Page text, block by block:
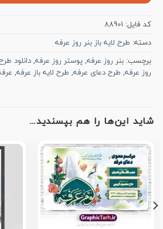
کد فایل: 88901
دسته: طرح لایه باز بنر روز عرفه
برچسب: بنر روز عرفه, پوستر روز عرفه, دانلود
روز عرفه, طرح دعای عرفه, طرح لایه باز عرفه,
شاید این‌ها را هم بپسندید…